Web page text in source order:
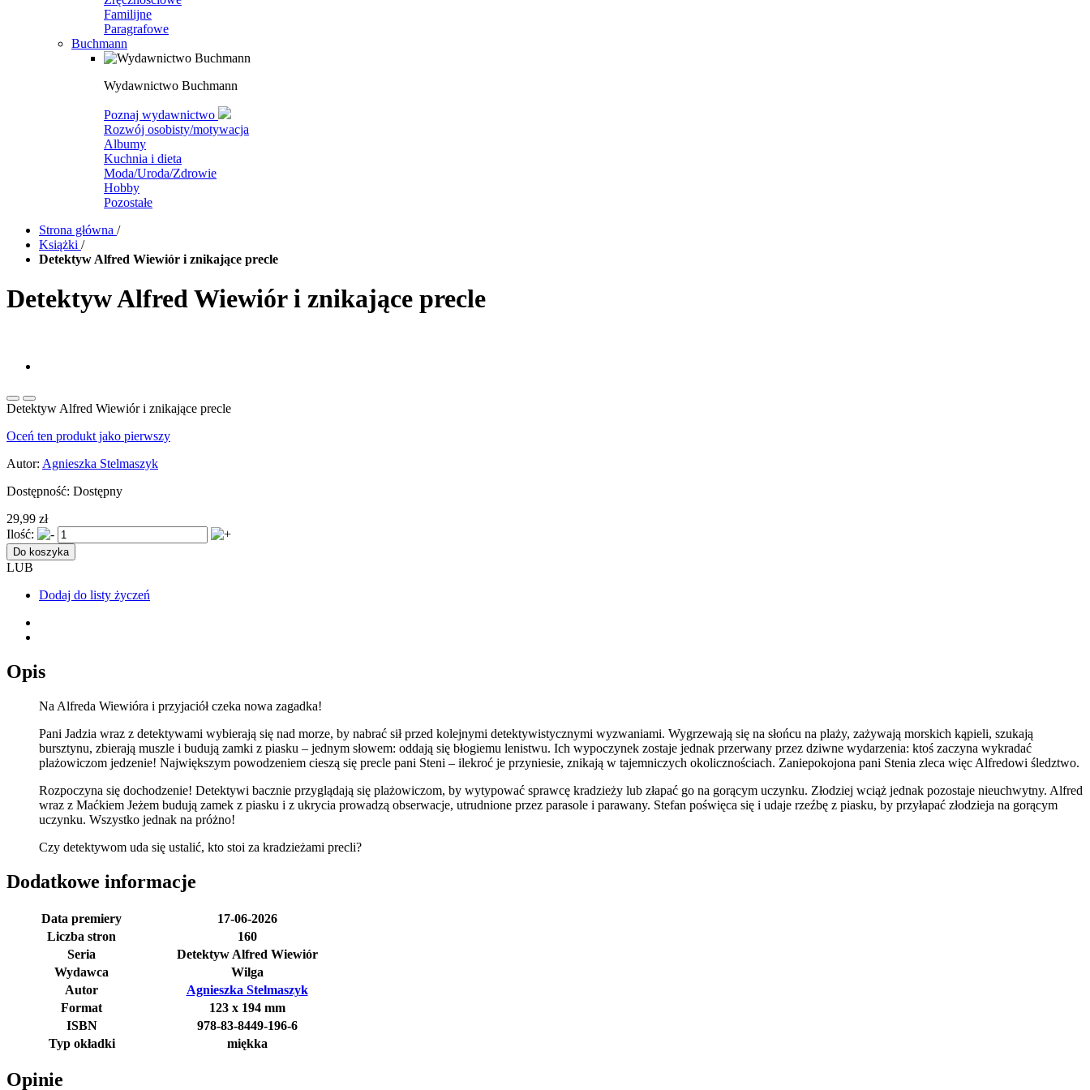
Familijne
Paragrafowe
Buchmann
Wydawnictwo Buchmann
Poznaj wydawnictwo
Rozwój osobisty/motywacja
Albumy
Kuchnia i dieta
Moda/Uroda/Zdrowie
Hobby
Pozostałe
Strona główna /
Książki /
Detektyw Alfred Wiewiór i znikające precle
Detektyw Alfred Wiewiór i znikające precle
Detektyw Alfred Wiewiór i znikające precle
Oceń ten produkt jako pierwszy
Autor: Agnieszka Stelmaszyk
Dostępność: Dostępny
29,99 zł
Ilość:
Do koszyka
LUB
Dodaj do listy życzeń
Opis
Na Alfreda Wiewióra i przyjaciół czeka nowa zagadka!
Pani Jadzia wraz z detektywami wybierają się nad morze, by nabrać sił przed kolejnymi detektywistycznymi wyzwaniami. Wygrzewają się na słońcu na plaży, zażywają morskich kąpieli, szukają
bursztynu, zbierają muszle i budują zamki z piasku – jednym słowem: oddają się błogiemu lenistwu. Ich wypoczynek zostaje jednak przerwany przez dziwne wydarzenia: ktoś zaczyna wykradać
plażowiczom jedzenie! Największym powodzeniem cieszą się precle pani Steni – ilekroć je przyniesie, znikają w tajemniczych okolicznościach. Zaniepokojona pani Stenia zleca więc Alfredowi śledztwo.
Rozpoczyna się dochodzenie! Detektywi bacznie przyglądają się plażowiczom, by wytypować sprawcę kradzieży lub złapać go na gorącym uczynku. Złodziej wciąż jednak pozostaje nieuchwytny. Alfred
wraz z Maćkiem Jeżem budują zamek z piasku i z ukrycia prowadzą obserwacje, utrudnione przez parasole i parawany. Stefan poświęca się i udaje rzeźbę z piasku, by przyłapać złodzieja na gorącym
uczynku. Wszystko jednak na próżno!
Czy detektywom uda się ustalić, kto stoi za kradzieżami precli?
Dodatkowe informacje
Data premiery
17-06-2026
Liczba stron
160
Seria
Detektyw Alfred Wiewiór
Wydawca
Wilga
Autor
Agnieszka Stelmaszyk
Format
123 x 194 mm
ISBN
978-83-8449-196-6
Typ okładki
miękka
Opinie